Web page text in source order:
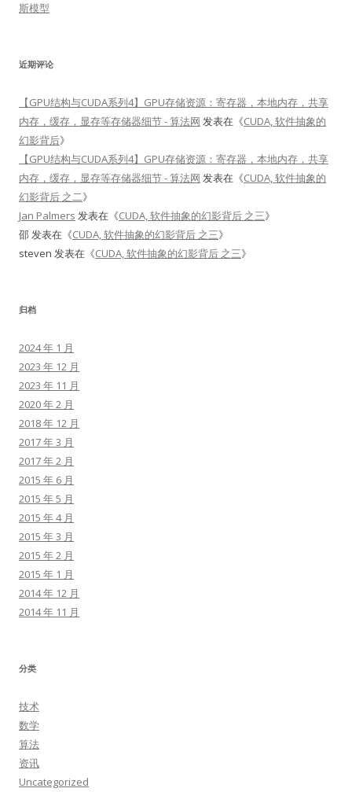
斯模型
近期评论
【GPU结构与CUDA系列4】GPU存储资源：寄存器，本地内存，共享
内存，缓存，显存等存储器细节 - 算法网 发表在《CUDA, 软件抽象的
幻影背后》
【GPU结构与CUDA系列4】GPU存储资源：寄存器，本地内存，共享
内存，缓存，显存等存储器细节 - 算法网 发表在《CUDA, 软件抽象的
幻影背后 之二》
Jan Palmers 发表在《CUDA, 软件抽象的幻影背后 之三》
邵发表在《CUDA, 软件抽象的幻影背后 之三》
steven 发表在《CUDA, 软件抽象的幻影背后 之三》
归档
2024 年 1 月
2023 年 12 月
2023 年 11 月
2020 年 2 月
2018 年 12 月
2017 年 3 月
2017 年 2 月
2015 年 6 月
2015 年 5 月
2015 年 4 月
2015 年 3 月
2015 年 2 月
2015 年 1 月
2014 年 12 月
2014 年 11 月
分类
技术
数学
算法
资讯
Uncategorized